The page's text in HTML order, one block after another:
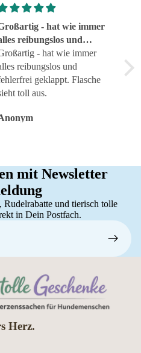
- hat wie immer
reibungslos und
geklappt
- hat wie immer
reibungslos und
geklappt. Flasche
toll aus.
mit Newsletter
und tierisch tolle
in Dein Postfach.
Herz.